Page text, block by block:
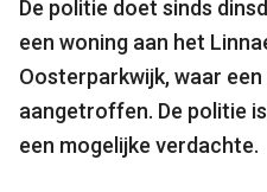
De politie doet sinds
een woning aan het
Oosterparkwijk, waar
aangetroffen. De politie
een mogelijke verdachte.